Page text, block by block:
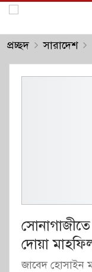
প্রচ্ছদ সারাদেশ
সোনাগাজীতে
দোয়া
জাবেদ হোসাইন